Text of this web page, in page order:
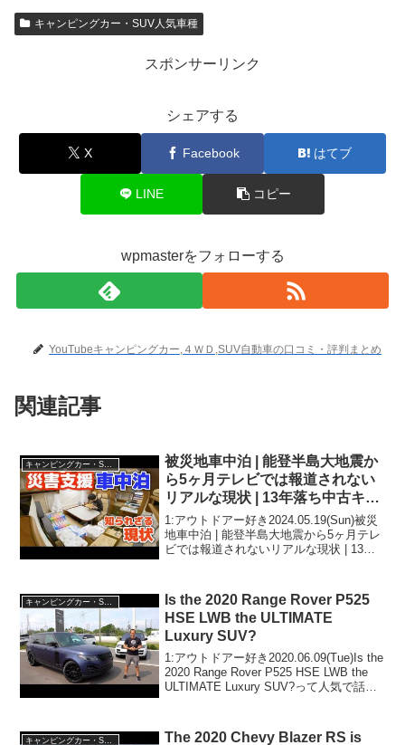
キャンピングカー・SUV人気車種
スポンサーリンク
シェアする
X Facebook はてブ
LINE コピー
wpmasterをフォローする
YouTubeキャンピングカー,４ＷＤ,SUV自動車の口コミ・評判まとめ
関連記事
被災地車中泊 | 能登半島大地震か
ら5ヶ月テレビでは報道されない
リアルな現状 | 13年落ち中古キャ
ンピングカーで支援物資を届けに
1:アウトドアー好き2024.05.19(Sun)被災
地車中泊 | 能登半島大地震から5ヶ月テレ
ビでは報道されないリアルな現状 | 13年
ないで！！2:アウトドアー好き...
キャンピングカー・SUV人気車種
Is the 2020 Range Rover P525
HSE LWB the ULTIMATE
Luxury SUV?
1:アウトドアー好き2020.06.09(Tue)Is the
2020 Range Rover P525 HSE LWB the
ULTIMATE Luxury SUV?って人気で話題
The 2020 Chevy Blazer RS is